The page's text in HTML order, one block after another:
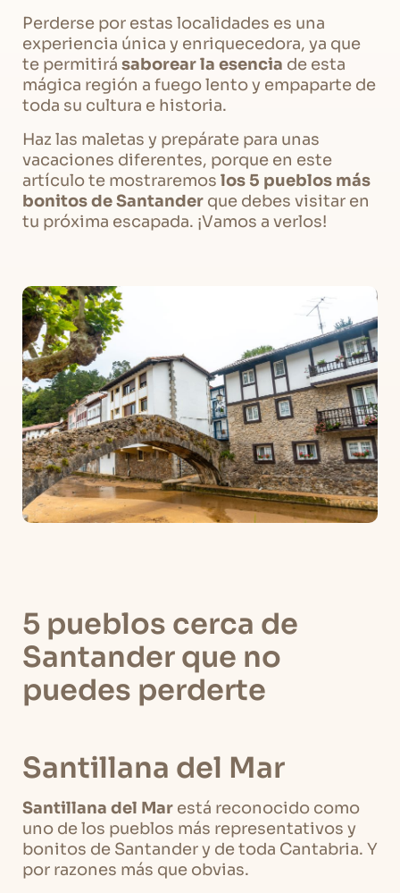
Perderse por estas localidades es una
experiencia única y enriquecedora, ya que
te permitirá saborear la esencia de esta
mágica región a fuego lento y empaparte de
toda su cultura e historia.
Haz las maletas y prepárate para unas
vacaciones diferentes, porque en este
artículo te mostraremos los 5 pueblos más
bonitos de Santander que debes visitar en
tu próxima escapada. ¡Vamos a verlos!
5 pueblos cerca de
Santander que no
puedes perderte
Santillana del Mar
Santillana del Mar está reconocido como
uno de los pueblos más representativos y
bonitos de Santander y de toda Cantabria. Y
por razones más que obvias.